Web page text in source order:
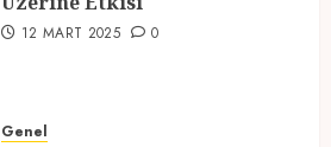
Seçildi
12 MART 2025 0
Genel